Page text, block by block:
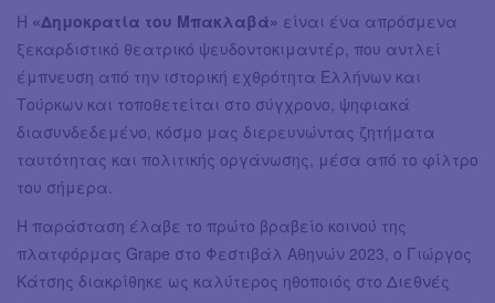
Η «Δημοκρατία του Μπακλαβά» είναι ένα απρόσμενα
ξεκαρδιστικό θεατρικό ψευδοντοκιμαντέρ, που αντλεί
έμπνευση από την ιστορική εχθρότητα Ελλήνων και
Τούρκων και τοποθετείται στο σύγχρονο, ψηφιακά
διασυνδεδεμένο, κόσμο μας διερευνώντας ζητήματα
ταυτότητας και πολιτικής οργάνωσης, μέσα από το φίλτρο
του σήμερα.
Η παράσταση έλαβε το πρώτο βραβείο κοινού της
πλατφόρμας Grape στο Φεστιβάλ Αθηνών 2023, ο Γιώργος
Κάτσης διακρίθηκε ως καλύτερος ηθοποιός στο Διεθνές